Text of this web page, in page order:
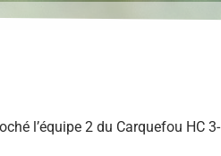
l’équipe 2 du Carquefou HC 3-